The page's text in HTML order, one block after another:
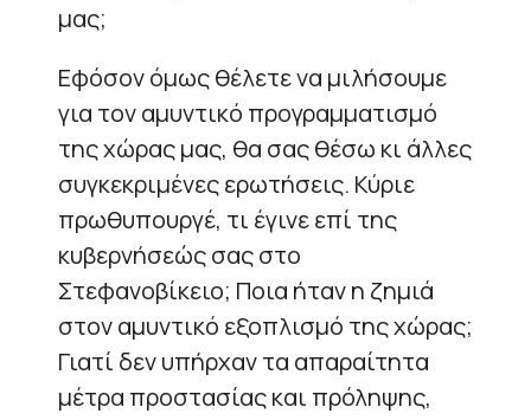
μας;
Εφόσον όμως θέλετε να μιλήσουμε
για τον αμυντικό προγραμματισμό
της χώρας μας, θα σας θέσω κι άλλες
συγκεκριμένες ερωτήσεις. Κύριε
πρωθυπουργέ, τι έγινε επί της
κυβερνήσεώς σας στο
Στεφανοβίκειο; Ποια ήταν η ζημιά
στον αμυντικό εξοπλισμό της χώρας;
Γιατί δεν υπήρχαν τα απαραίτητα
μέτρα προστασίας και πρόληψης,